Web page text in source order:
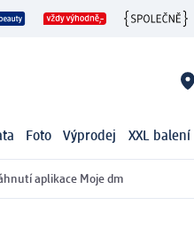
Foto Výprodej XXL balení
aplikace Moje dm